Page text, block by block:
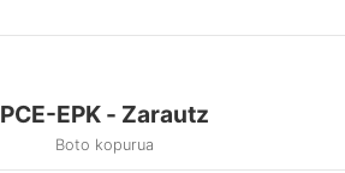
PCE-EPK - Zarautz
Boto kopurua